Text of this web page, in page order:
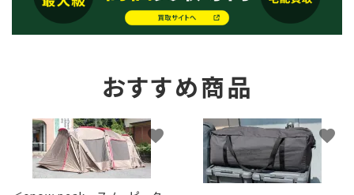
おすすめ商品
favorite favorite